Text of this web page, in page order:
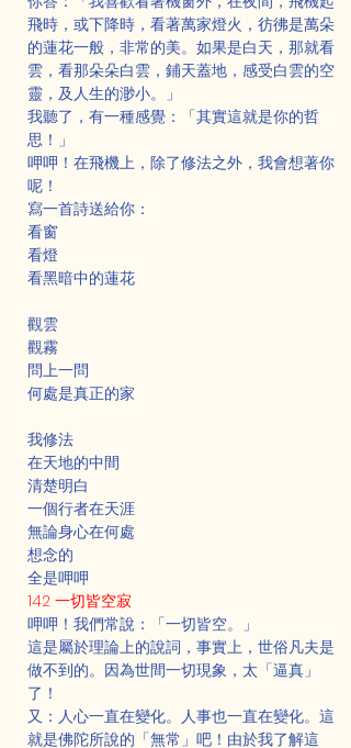
飛時，或下降時，看著萬家燈火，彷彿是萬朵
的蓮花一般，非常的美。如果是白天，那就看
雲，看那朵朵白雲，鋪天蓋地，感受白雲的空
靈，及人生的渺小。」
我聽了，有一種感覺：「其實這就是你的哲
思！」
呷呷！在飛機上，除了修法之外，我會想著你
呢！
寫一首詩送給你：
看窗
看燈
看黑暗中的蓮花
觀雲
觀霧
問上一問
何處是真正的家
我修法
在天地的中間
清楚明白
一個行者在天涯
無論身心在何處
想念的
全是呷呷
142 一切皆空寂
呷呷！我們常說：「一切皆空。」
這是屬於理論上的說詞，事實上，世俗凡夫是
做不到的。因為世間一切現象，太「逼真」
了！
又：人心一直在變化。人事也一直在變化。這
就是佛陀所說的「無常」吧！由於我了解這